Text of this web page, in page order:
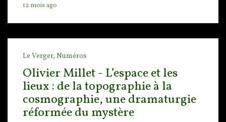
12 mois ago
Le Verger, Numéros
Olivier Millet - L’espace et les
lieux : de la topographie à la
cosmographie, une dramaturgie
réformée du mystère